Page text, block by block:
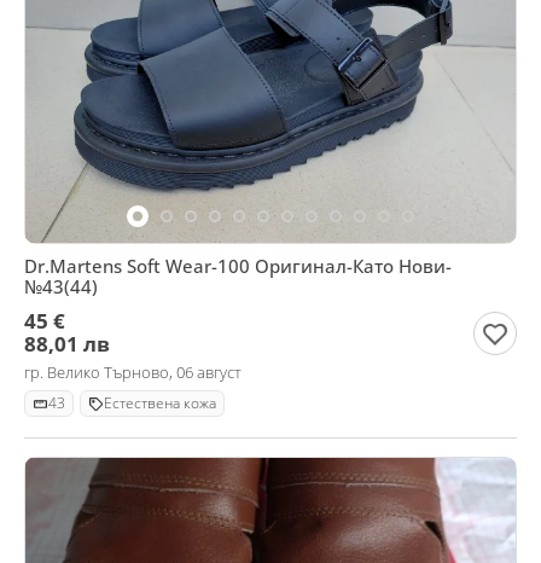
Dr.Martens Soft Wear-100 Оригинал-Като Нови-
№43(44)
45 €
88,01 лв
гр. Велико Търново, 06 август
43 Естествена кожа